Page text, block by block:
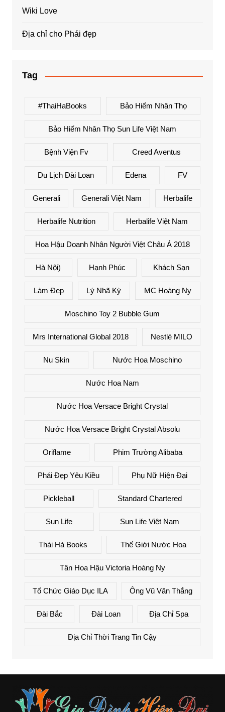
Wiki Love
Địa chỉ cho Phái đẹp
Tag
#ThaiHaBooks Bảo Hiểm Nhân Thọ
Bảo Hiểm Nhân Thọ Sun Life Việt Nam
Bệnh Viện Fv Creed Aventus
Du Lịch Đài Loan Edena FV
Generali Generali Việt Nam Herbalife
Herbalife Nutrition Herbalife Việt Nam
Hoa Hậu Doanh Nhân Người Việt Châu Á 2018
Hà Nội) Hạnh Phúc Khách Sạn
Làm Đẹp Lý Nhã Kỳ MC Hoàng Ny
Moschino Toy 2 Bubble Gum
Mrs International Global 2018 Nestlé MILO
Nu Skin Nước Hoa Moschino
Nước Hoa Nam
Nước Hoa Versace Bright Crystal
Nước Hoa Versace Bright Crystal Absolu
Oriflame Phim Trường Alibaba
Phái Đẹp Yêu Kiều Phụ Nữ Hiện Đại
Pickleball Standard Chartered
Sun Life Sun Life Việt Nam
Thái Hà Books Thế Giới Nước Hoa
Tân Hoa Hậu Victoria Hoàng Ny
Tổ Chức Giáo Dục ILA Ông Vũ Văn Thắng
Đài Bắc Đài Loan Địa Chỉ Spa
Địa Chỉ Thời Trang Tin Cậy